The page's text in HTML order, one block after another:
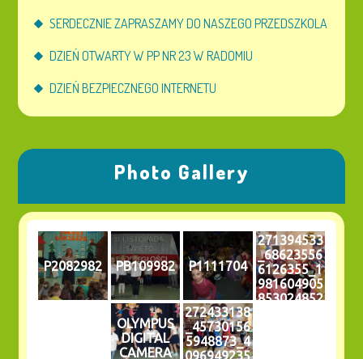
SERDECZNIE ZAPRASZAMY DO NASZEGO PRZEDSZKOLA
DZIEŃ OTWARTY W PP NR 23 W RADOMIU
DZIEŃ BEZPIECZNEGO INTERNETU
Photo Gallery
P2082982 PB109982 P1111704
271394533
_68623556
6126355_1
981604905
853024852
OLYMPUS
DIGITAL
CAMERA
272433138
_45730156
5948873_4
096949235